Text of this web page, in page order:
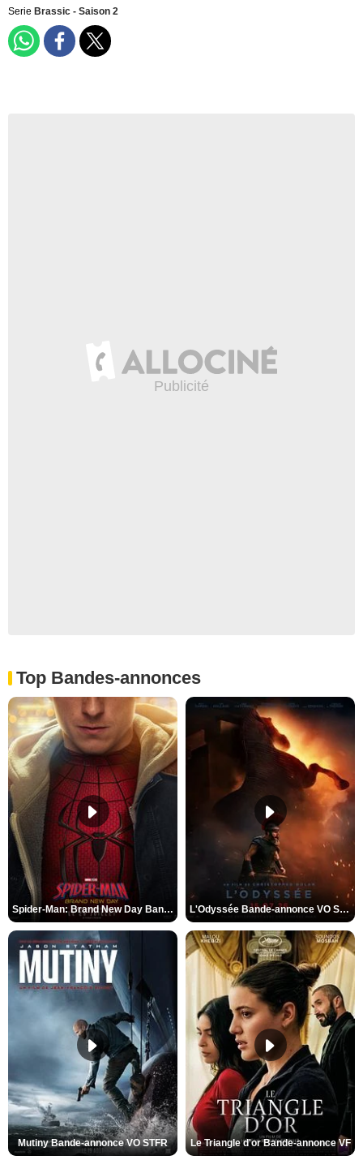
Serie Brassic - Saison 2
Top Bandes-annonces
Spider-Man: Brand New Day Bande-annonce VO STFR L'Odyssée Bande-annonce VO STFR
Mutiny Bande-annonce VO STFR Le Triangle d'or Bande-annonce VF